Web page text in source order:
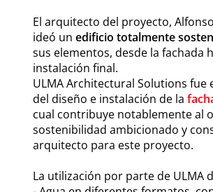
El arquitecto del proyecto,
ideó un edificio totalmente
sus elementos, desde la fachada
instalación final.
ULMA Architectural Solutions fue
del diseño e instalación de la
cual contribuye notablemente al
sostenibilidad ambicionado y
arquitecto para este proyecto.
La utilización por parte de ULMA